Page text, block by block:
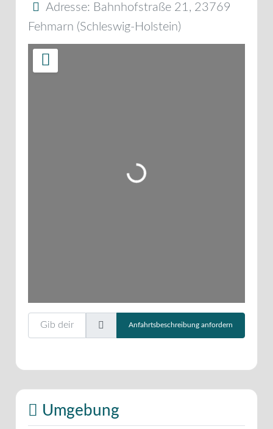
Adresse: Bahnhofstraße 21 , 23769
Fehmarn (Schleswig-Holstein)
Wird geladen …
Gib deinen Standort ein.
Anfahrtsbeschreibung anfordern
Umgebung